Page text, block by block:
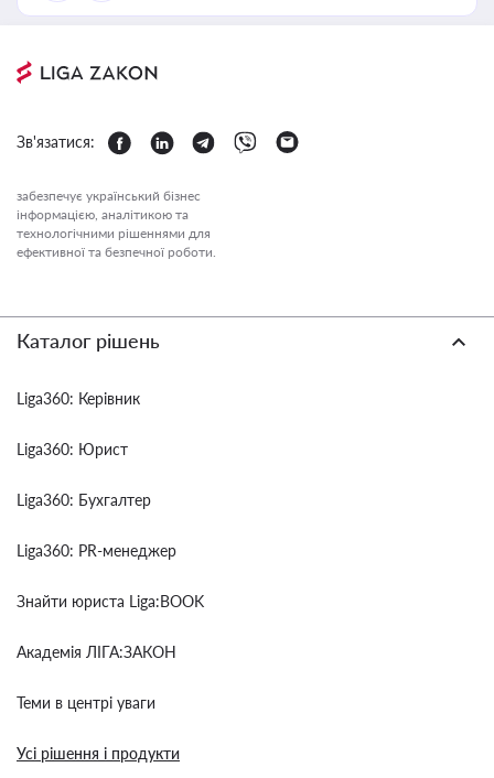
Зв'язатися:
забезпечує український бізнес
інформацією, аналітикою та
технологічними рішеннями для
ефективної та безпечної роботи.
Каталог рішень
Liga360: Керівник
Liga360: Юрист
Liga360: Бухгалтер
Liga360: PR-менеджер
Знайти юриста Liga:BOOK
Академія ЛІГА:ЗАКОН
Теми в центрі уваги
Усі рішення і продукти